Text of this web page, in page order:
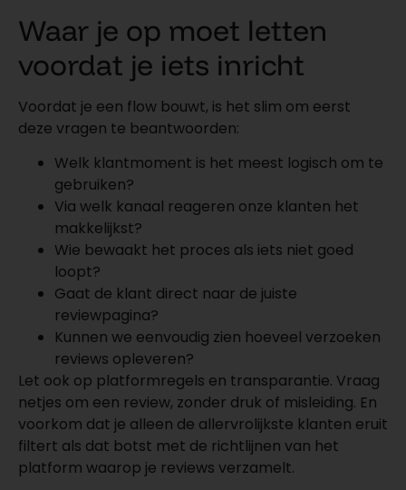
Waar je op moet letten
voordat je iets inricht
Voordat je een flow bouwt, is het slim om eerst
deze vragen te beantwoorden:
Welk klantmoment is het meest logisch om te
gebruiken?
Via welk kanaal reageren onze klanten het
makkelijkst?
Wie bewaakt het proces als iets niet goed
loopt?
Gaat de klant direct naar de juiste
reviewpagina?
Kunnen we eenvoudig zien hoeveel verzoeken
reviews opleveren?
Let ook op platformregels en transparantie. Vraag
netjes om een review, zonder druk of misleiding. En
voorkom dat je alleen de allervrolijkste klanten eruit
filtert als dat botst met de richtlijnen van het
platform waarop je reviews verzamelt.